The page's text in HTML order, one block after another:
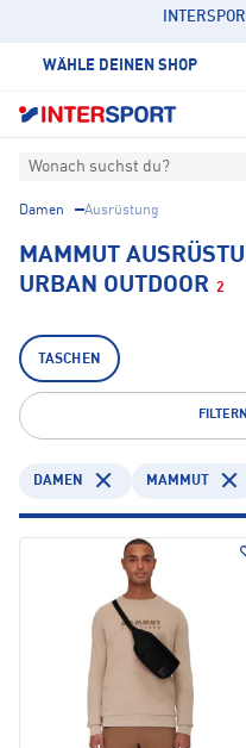
WÄHLE DEINEN SHOP
Wonach suchst du?
Damen Ausrüstung
MAMMUT
URBAN OUTDOOR 2
TASCHEN
DAMEN MAMMUT